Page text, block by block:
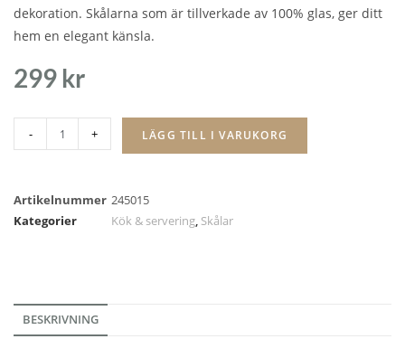
dekoration. Skålarna som är tillverkade av 100% glas, ger ditt
hem en elegant känsla.
299 kr
- + LÄGG TILL I VARUKORG
Artikelnummer 245015
Kategorier
Kök & servering, Skålar
BESKRIVNING